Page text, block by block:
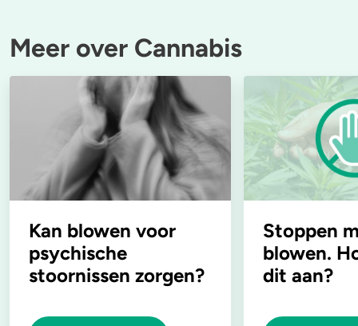
Meer over Cannabis
Kan blowen voor
psychische
stoornissen zorgen?
Stoppen
blowen.
dit aan?